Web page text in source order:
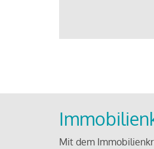
Mit dem